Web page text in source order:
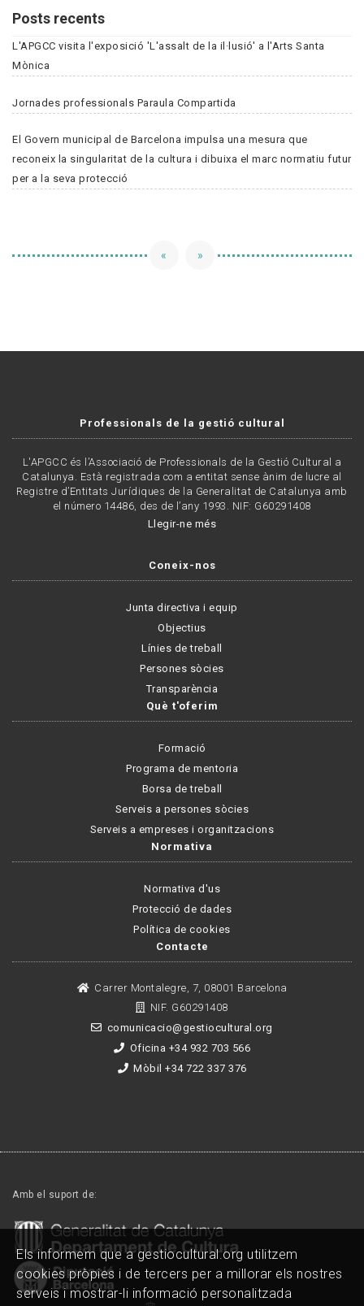
Posts recents
L'APGCC visita l'exposició 'L'assalt de la il·lusió' a l'Arts Santa
Mònica
Jornades professionals Paraula Compartida
El Govern municipal de Barcelona impulsa una mesura que
reconeix la singularitat de la cultura i dibuixa el marc normatiu futur
per a la seva protecció
« »
Professionals de la gestió cultural
L'APGCC és l’Associació de Professionals de la Gestió Cultural a
Catalunya. Està registrada com a entitat sense ànim de lucre al
Registre d’Entitats Jurídiques de la Generalitat de Catalunya amb
el número 14486, des de l’any 1993. NIF: G60291408
Llegir-ne més
Coneix-nos
Junta directiva i equip
Objectius
Línies de treball
Persones sòcies
Transparència
Què t'oferim
Formació
Programa de mentoria
Borsa de treball
Serveis a persones sòcies
Serveis a empreses i organitzacions
Normativa
Normativa d'us
Protecció de dades
Política de cookies
Contacte
Carrer Montalegre, 7, 08001 Barcelona
NIF. G60291408
comunicacio@gestiocultural.org
Oficina +34 932 703 566
Mòbil +34 722 337 376
Amb el suport de:
Els informem que a gestiocultural.org utilitzem
cookies pròpies i de tercers per a millorar els nostres
serveis i mostrar-li informació personalitzada